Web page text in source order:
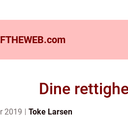
com
Dine
2019 Toke Larsen